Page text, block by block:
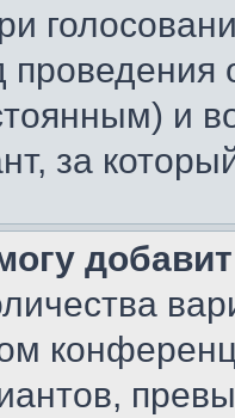
проведения
и
за